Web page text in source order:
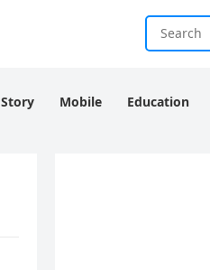
Story Mobile Education